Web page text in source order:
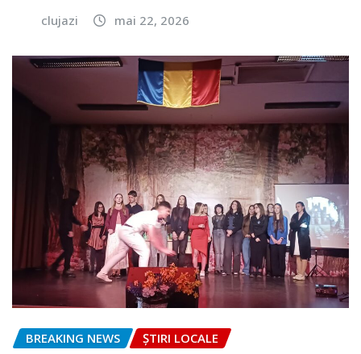
clujazi mai 22, 2026
BREAKING NEWS ȘTIRI LOCALE